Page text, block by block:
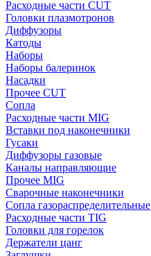
Расходные части CUT
Головки плазмотронов
Диффузоры
Катоды
Наборы
Наборы балеринок
Насадки
Прочее CUT
Сопла
Расходные части MIG
Вставки под наконечники
Гусаки
Диффузоры газовые
Каналы направляющие
Прочее MIG
Сварочные наконечники
Сопла газораспределительные
Расходные части TIG
Головки для горелок
Держатели цанг